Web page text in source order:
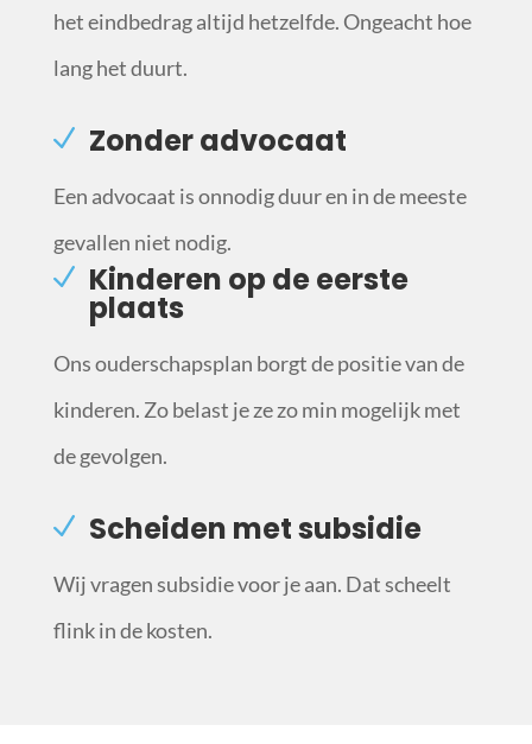
het eindbedrag altijd hetzelfde. Ongeacht hoe
lang het duurt.
Zonder advocaat
Een advocaat is onnodig duur en in de meeste
gevallen niet nodig.
Kinderen op de eerste
plaats
Ons ouderschapsplan borgt de positie van de
kinderen. Zo belast je ze zo min mogelijk met
de gevolgen.
Scheiden met subsidie
Wij vragen subsidie voor je aan. Dat scheelt
flink in de kosten.